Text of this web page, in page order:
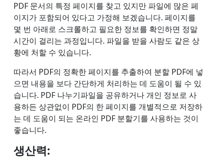
PDF 문서의 특정 페이지를 찾고 있지만 파일에 많은 페
이지가 포함되어 있다고 가정해 보겠습니다. 페이지를
몇 번 아래로 스크롤하고 필요한 정보를 확인하면 정말
시간이 걸리는 과정입니다. 파일을 받을 사람도 같은 상
황에 처할 수 있습니다.
따라서 PDF의 정확한 페이지를 추출하여 분할 PDF에 넣
으면 내용을 보다 간단하게 처리하는 데 도움이 될 수 있
습니다. PDF 나누기파일을 공유하거나 개인 정보로 사
용하든 상관없이 PDF의 한 페이지를 개별적으로 저장하
는 데 도움이 되는 온라인 PDF 분할기를 사용하는 것이
좋습니다.
생산력: